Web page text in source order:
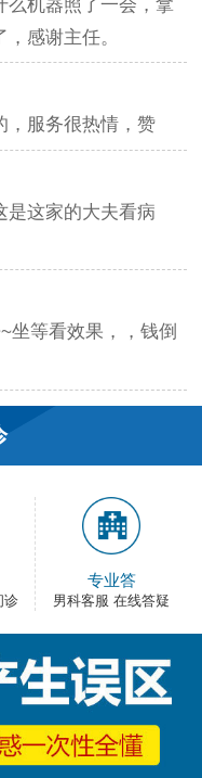
感谢主任。
，服务很热情，赞
是这家的大夫看病
坐等看效果，，钱倒
医生，脾气大死
看病很舒心。
重新检查了，关键
诊
专业答
男科客服 在线答疑